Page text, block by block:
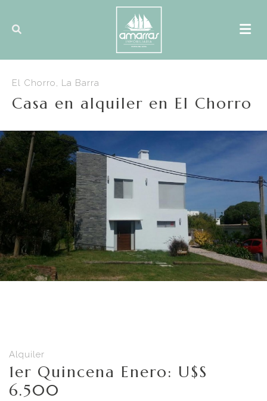
El Chorro, La Barra
Casa en alquiler en El Chorro
Alquiler
1er Quincena Enero: U$S
6.500